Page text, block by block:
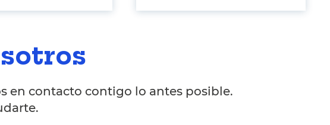
en contacto contigo lo antes posible.